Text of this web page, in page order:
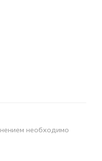
необходимо